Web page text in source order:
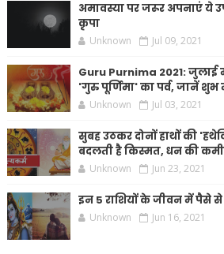
अमावस्या पर जरूर अपनाएं ये
कृपा
Unknown Jul 09, 2021
Guru Purnima 2021: जुलाई
'गुरु पूर्णिमा' का पर्व, जानें शुभ
Unknown Jul 03, 2021
सुबह उठकर दोनों हाथों की
बदलती है किस्मत, धन की कमी
Unknown Jun 23, 2021
इन 5 राशियों के जीवन में पैसे से
Unknown Jun 16, 2021